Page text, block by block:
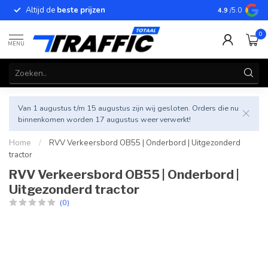
Altijd de beste prijzen Betrouwbare
4.9 /5.0
MENU
0
Van 1 augustus t/m 15 augustus zijn wij gesloten. Orders die nu
binnenkomen worden 17 augustus weer verwerkt!
Home /
RVV Verkeersbord OB55 | Onderbord | Uitgezonderd
tractor
RVV Verkeersbord OB55 | Onderbord |
Uitgezonderd tractor
(0)